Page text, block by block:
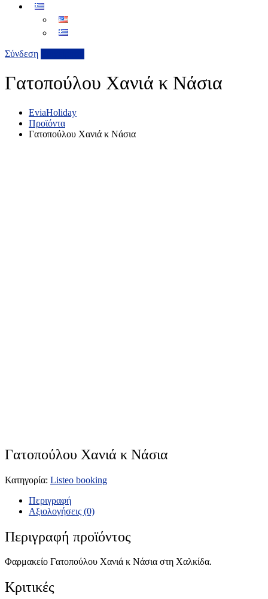
Σύνδεση
Γατοπούλου Χανιά κ Νάσια
EviaHoliday
Προϊόντα
Γατοπούλου Χανιά κ Νάσια
Γατοπούλου Χανιά κ Νάσια
Κατηγορία: Listeo booking
Περιγραφή
Αξιολογήσεις (0)
Περιγραφή προϊόντος
Φαρμακείο Γατοπούλου Χανιά κ Νάσια στη Χαλκίδα.
Κριτικές